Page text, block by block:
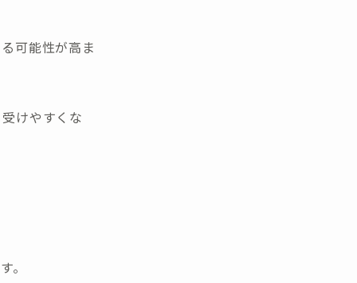
可能性が高ま
けやすくな
。